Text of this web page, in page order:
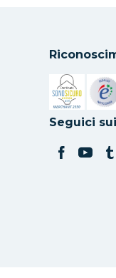
Si apre in
Si
Seguici